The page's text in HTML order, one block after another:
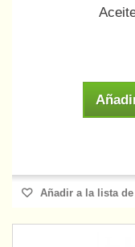
Añadir a la lista